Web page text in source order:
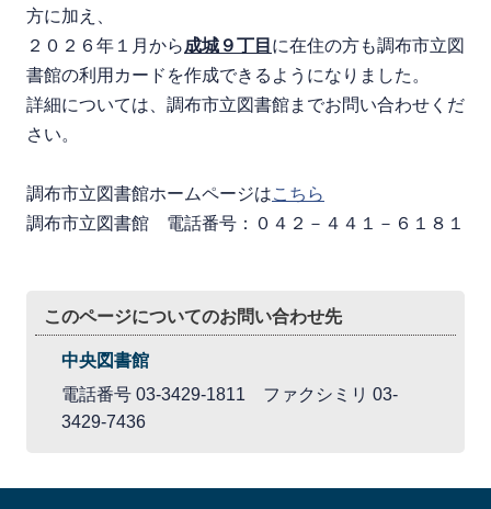
方に加え、
２０２６年１月から成城９丁目 に在住の方も調布市立図
書館の利用カードを作成できるようになりました。
詳細については、調布市立図書館までお問い合わせくだ
さい。
調布市立図書館ホームページはこちら
調布市立図書館 電話番号：０４２－４４１－６１８１
このページについてのお問い合わせ先
中央図書館
電話番号 03-3429-1811 ファクシミリ 03-
3429-7436